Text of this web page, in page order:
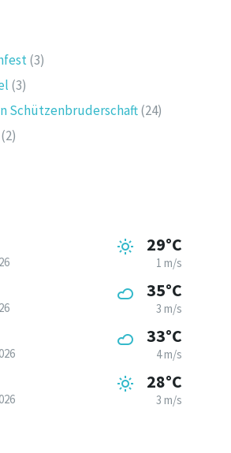
(3)
(3)
Schützenbruderschaft(24)
(2)
29°C
1 m/s
35°C
3 m/s
33°C
4 m/s
28°C
3 m/s